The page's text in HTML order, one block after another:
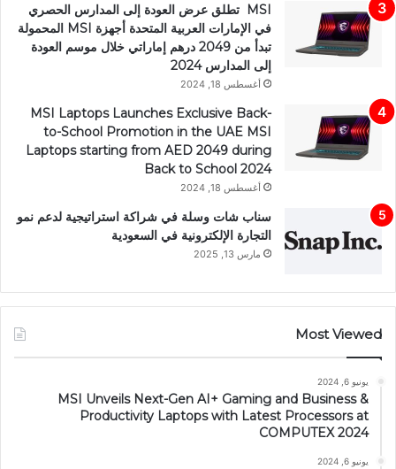
MSI تطلق عرض العودة إلى المدارس الحصري
في الإمارات العربية المتحدة أجهزة MSI المحمولة
تبدأ من 2049 درهم إماراتي خلال موسم العودة
إلى المدارس 2024
أغسطس 18, 2024
MSI Laptops Launches Exclusive Back-
to-School Promotion in the UAE MSI
Laptops starting from AED 2049 during
Back to School 2024
أغسطس 18, 2024
سناب شات وسلة في شراكة استراتيجية لدعم نمو
التجارة الإلكترونية في السعودية
مارس 13, 2025
Most Viewed
يونيو 6, 2024
MSI Unveils Next-Gen AI+ Gaming and Business &
Productivity Laptops with Latest Processors at
COMPUTEX 2024
يونيو 6, 2024